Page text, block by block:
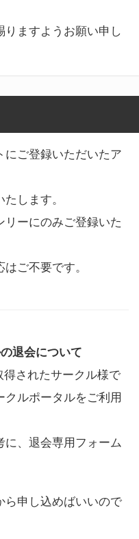
ますようお願い申し
にご登録いただいたア
します。
リーにのみご登録いた
ご不要です。
退会について
得されたサークル様で
ルポータルをご利用
に、退会専用フォーム
申し込めばいいので